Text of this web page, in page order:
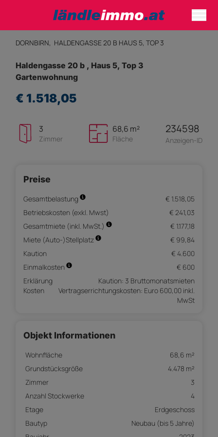
DORNBIRN, HALDENGASSE 20 B HAUS 5, TOP 3
Haldengasse 20 b , Haus 5, Top 3
Gartenwohnung
€ 1.518,05
3
Zimmer
68,6 m²
Fläche
234598
Anzeigen-ID
Preise
Gesamtbelastung
€ 1.518,05
Betriebskosten (exkl. Mwst)
€ 241,03
Gesamtmiete (inkl. MwSt.)
€ 1.177,18
Miete (Auto-)Stellplatz
€ 99,84
Kaution
€ 4.600
Einmalkosten
€ 600
Erklärung
Kosten
Kaution: 3 Bruttomonatsmieten
Vertragserrichtungskosten: Euro 600,00 inkl.
MwSt
Objekt Informationen
Wohnfläche
68,6 m²
Grundstücksgröße
4.478 m²
Zimmer
3
Anzahl Stockwerke
4
Etage
Erdgeschoss
Bautyp
Neubau (bis 5 Jahre)